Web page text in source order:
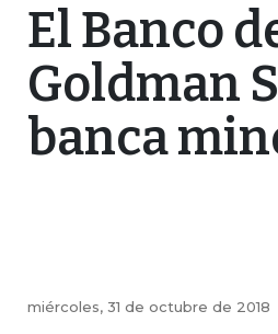
El Banco
Goldman
banca
miércoles, 31 de octubre de 2018